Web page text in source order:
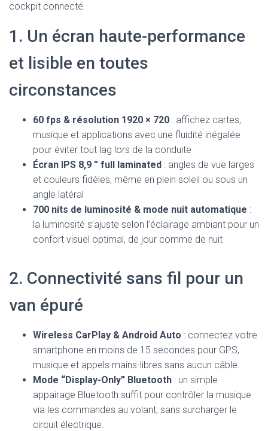
cockpit connecté.
1. Un écran haute-performance
et lisible en toutes
circonstances
60 fps & résolution 1920 × 720 : affichez cartes,
musique et applications avec une fluidité inégalée
pour éviter tout lag lors de la conduite
Écran IPS 8,9 ” full laminated : angles de vue larges
et couleurs fidèles, même en plein soleil ou sous un
angle latéral
700 nits de luminosité & mode nuit automatique :
la luminosité s’ajuste selon l’éclairage ambiant pour un
confort visuel optimal, de jour comme de nuit
2. Connectivité sans fil pour un
van épuré
Wireless CarPlay & Android Auto : connectez votre
smartphone en moins de 15 secondes pour GPS,
musique et appels mains-libres sans aucun câble.
Mode “Display-Only” Bluetooth : un simple
appairage Bluetooth suffit pour contrôler la musique
via les commandes au volant, sans surcharger le
circuit électrique.